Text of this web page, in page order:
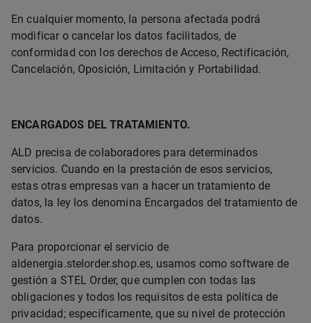
En cualquier momento, la persona afectada podrá
modificar o cancelar los datos facilitados, de
conformidad con los derechos de Acceso, Rectificación,
Cancelación, Oposición, Limitación y Portabilidad.
ENCARGADOS DEL TRATAMIENTO.
ALD precisa de colaboradores para determinados
servicios. Cuando en la prestación de esos servicios,
estas otras empresas van a hacer un tratamiento de
datos, la ley los denomina Encargados del tratamiento de
datos.
Para proporcionar el servicio de
aldenergia.stelorder.shop.es, usamos como software de
gestión a STEL Order, que cumplen con todas las
obligaciones y todos los requisitos de esta política de
privacidad; específicamente, que su nivel de protección